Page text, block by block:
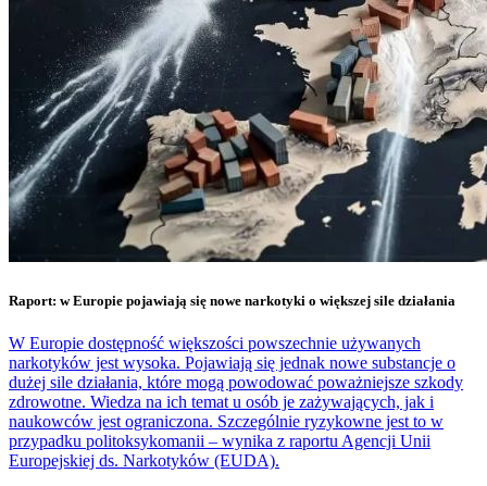
Raport: w Europie pojawiają się nowe narkotyki o większej sile działania
W Europie dostępność większości powszechnie używanych
narkotyków jest wysoka. Pojawiają się jednak nowe substancje o
dużej sile działania, które mogą powodować poważniejsze szkody
zdrowotne. Wiedza na ich temat u osób je zażywających, jak i
naukowców jest ograniczona. Szczególnie ryzykowne jest to w
przypadku politoksykomanii – wynika z raportu Agencji Unii
Europejskiej ds. Narkotyków (EUDA).